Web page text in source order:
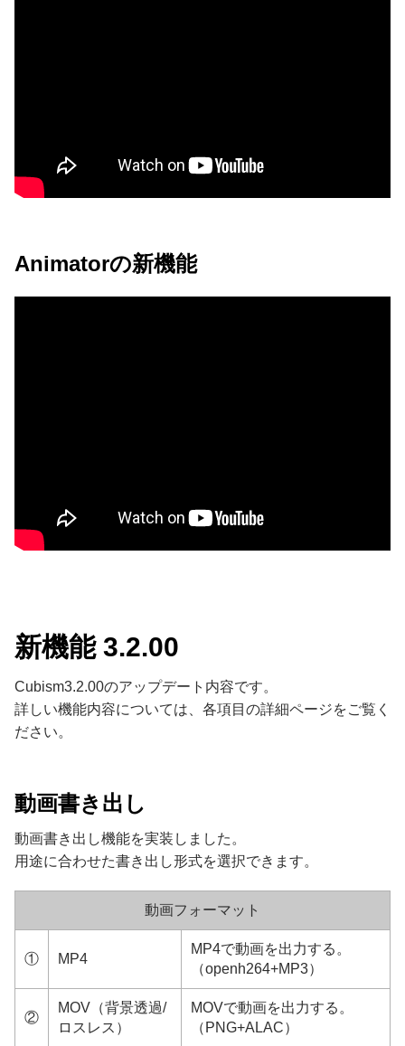
Animatorの新機能
新機能 3.2.00
Cubism3.2.00のアップデート内容です。
詳しい機能内容については、各項目の詳細ページをご覧く
ださい。
動画書き出し
動画書き出し機能を実装しました。
用途に合わせた書き出し形式を選択できます。
動画フォーマット
① MP4
MP4で動画を出力する。
（openh264+MP3）
②
MOV（背景透過/
ロスレス）
MOVで動画を出力する。
（PNG+ALAC）